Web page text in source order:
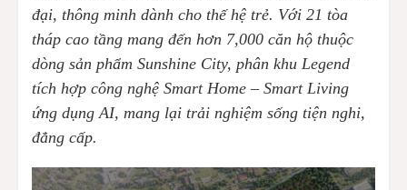
đại, thông minh dành cho thế hệ trẻ. Với 21 tòa
tháp cao tầng mang đến hơn 7,000 căn hộ thuộc
dòng sản phẩm Sunshine City, phân khu Legend
tích hợp công nghệ Smart Home – Smart Living
ứng dụng AI, mang lại trải nghiệm sống tiện nghi,
đẳng cấp.